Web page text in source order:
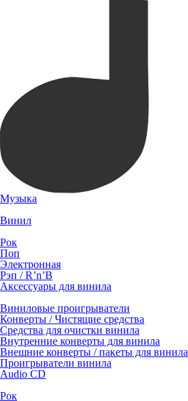
Музыка
Винил
Рок
Поп
Электронная
Рэп / R’n’B
Аксессуары для винила
Виниловые проигрыватели
Конверты / Чистящие средства
Средства для очистки винила
Внутренние конверты для винила
Внешние конверты / пакеты для винила
Проигрыватели винила
Audio CD
Рок